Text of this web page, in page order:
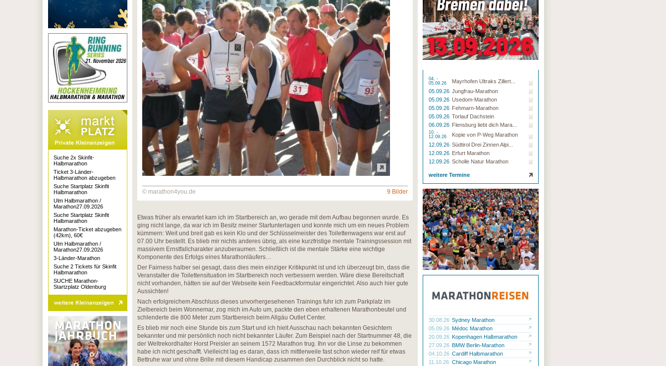
© marathon4you.de 9 Bilder
Etwas früher als erwartet kam ich im Startbereich an, wo gerade mit dem Aufbau begonnen wurde. Es
ging nicht lange, da war ich im Besitz meiner Startunterlagen und konnte mich um ein neues Problem
kümmern: Weit und breit gab es kein Klo und der Schlüsselmeister des Toilettenwagens war erst auf
07.00 Uhr bestellt. Es blieb mir nichts anderes übrig, als eine kurzfristige mentale Trainingssession mit
massivem Ernstfallcharakter anzuberaumen. Schließlich ist die mentale Stärke eine wichtige
Komponente des Erfolgs eines Marathonläufers…
Der Fairness halber sei gesagt, dass dies mein einziger Kritikpunkt ist und ich überzeugt bin, dass die
Veranstalter die Toilettensituation im Startbereich noch verbessern werden. Wäre diese Bereitschaft
nicht vorhanden, hätten sie auf der Webseite kein Feedbackformular eingerichtet. Also auch hier gute
Aussichten!
Nach erfolgreichem Abschluss dieses unvorhergesehenen Trainings fuhr ich zum Parkplatz im
Zielbereich beim Wonnemar, zog mich im Auto um, packte den eben erhaltenen Marathonbeutel und
schlenderte die 800 Meter zum Startbereich beim Allgäu Outlet Center.
Es blieb mir noch eine Stunde bis zum Start und ich hielt Ausschau nach bekannten Gesichtern
bekannter und mir persönlich noch nicht bekannter Läufer. Zum Beispiel nach der Startnummer 48, die
der Weltrekordhalter Horst Preisler an seinem 1572 Marathon trug. Ihn vor die Linse zu bekommen
habe ich nicht geschafft. Vielleicht lag es daran, dass ich mittlerweile fast schon wieder reif für etwas
Bettruhe war und ohne Brille mit diesem Handicap zusammen den Durchblick nicht so hatte.
04. -
05.09.26
Mayrhofen Ultraks Zillert...
05.09.26 Jungfrau-Marathon
05.09.26 Usedom-Marathon
05.09.26 Fehmarn-Marathon
05.09.26 Torlauf Dachstein
06.09.26 Flensburg liebt dich Mara...
10. -
12.09.26
Kopie von P-Weg Marathon
12.09.26 Südtirol Drei Zinnen Alpi...
12.09.26 Erfurt Marathon
12.09.26 Scholle Natur Marathon
weitere Termine
30.08.26 Sydney Marathon
05.09.26 Médoc Marathon
20.09.26 Kopenhagen Halbmarathon
27.09.26 BMW Berlin-Marathon
04.10.26 Cardiff Halbmarathon
11.10.26 Chicago Marathon
Suche 2x Skinfit-
Halbmarathon
Ticket 3-Länder-
Halbmarathon abzugeben
Suche Startplatz Skinfit
Halbmarathon
Ulm Halbmarathon /
Marathon27.09.2026
Suche Startplatz Skinfit
Halbmarathon
Marathon-Ticket abzugeben
(42km), 60€
Ulm Halbmarathon /
Marathon27.09.2026
3-Länder-Marathon
Suche 2 Tickets für Skinfit
Halbmarathon
SUCHE Marathon-
Startzplatz Oldenburg